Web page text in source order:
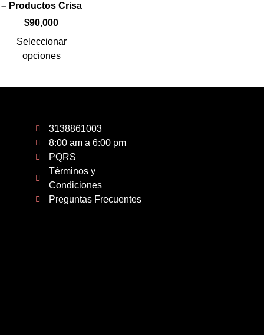
– Productos Crisa
$90,000
Seleccionar
opciones
3138861003
8:00 am a 6:00 pm
PQRS
Términos y
Condiciones
Preguntas Frecuentes